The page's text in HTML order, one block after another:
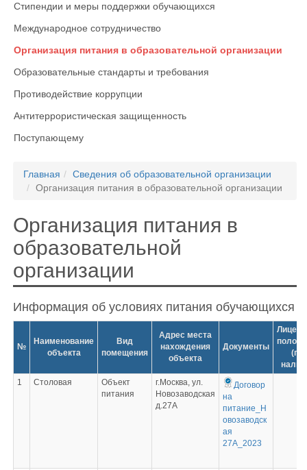
Стипендии и меры поддержки обучающихся
Международное сотрудничество
Организация питания в образовательной организации
Образовательные стандарты и требования
Противодействие коррупции
Антитеррористическая защищенность
Поступающему
Главная
Сведения об образовательной организации
Организация питания в образовательной организации
Организация питания в
образовательной
организации
Информация об условиях питания обучающихся
№
Наименование
объекта
Вид
помещения
Адрес места
нахождения
объекта
Документы
1
Столовая
Объект
питания
г.Москва, ул.
Новозаводская
д.27А
Договор
на
питание_Н
овозаводск
ая
27А_2023